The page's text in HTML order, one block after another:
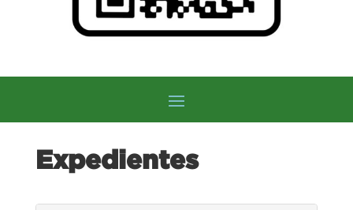
Expedientes